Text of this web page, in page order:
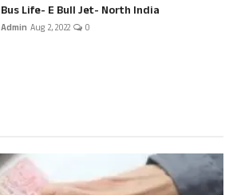
Bus Life- E Bull Jet- North India
Admin Aug 2, 2022 0